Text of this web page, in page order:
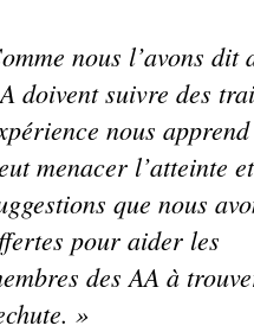
nous l’avons dit
doivent suivre des
nous
menacer l’atteinte et
que nous
pour aider les
des AA à
»